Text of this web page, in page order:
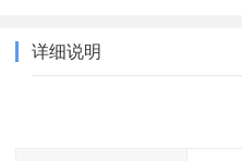
详细说明